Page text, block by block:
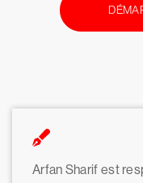
Arfan Sharif est